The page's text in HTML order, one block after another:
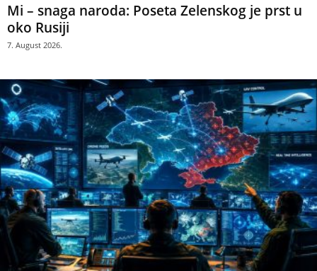
Mi – snaga naroda: Poseta Zelenskog je prst u
oko Rusiji
7. August 2026.